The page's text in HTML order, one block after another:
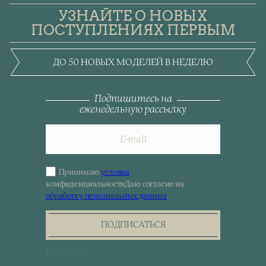
УЗНАЙТЕ О НОВЫХ
ПОСТУПЛЕНИЯХ ПЕРВЫМ
ДО 50 НОВЫХ МОДЕЛЕЙ В НЕДЕЛЮ
Подпишитесь на
еженедельную рассылку
Sign
up
for
the
Принимаюусловия
конфиденциальностиДаю согласие на
обработку персональных данных.
ПОДПИСАТЬСЯ